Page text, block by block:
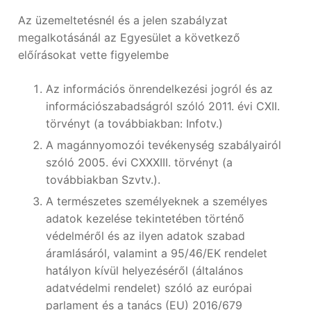
Az üzemeltetésnél és a jelen szabályzat
megalkotásánál az Egyesület a következő
előírásokat vette figyelembe
Az információs önrendelkezési jogról és az
információszabadságról szóló 2011. évi CXII.
törvényt (a továbbiakban: Infotv.)
A magánnyomozói tevékenység szabályairól
szóló 2005. évi CXXXIII. törvényt (a
továbbiakban Szvtv.).
A természetes személyeknek a személyes
adatok kezelése tekintetében történő
védelméről és az ilyen adatok szabad
áramlásáról, valamint a 95/46/EK rendelet
hatályon kívül helyezéséről (általános
adatvédelmi rendelet) szóló az európai
parlament és a tanács (EU) 2016/679